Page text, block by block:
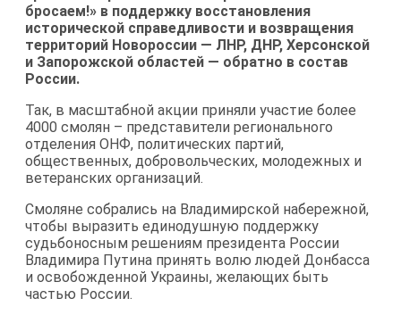
бросаем!» в поддержку восстановления
исторической справедливости и возвращения
территорий Новороссии — ЛНР, ДНР, Херсонской
и Запорожской областей — обратно в состав
России.
Так, в масштабной акции приняли участие более
4000 смолян – представители регионального
отделения ОНФ, политических партий,
общественных, добровольческих, молодежных и
ветеранских организаций.
Смоляне собрались на Владимирской набережной,
чтобы выразить единодушную поддержку
судьбоносным решениям президента России
Владимира Путина принять волю людей Донбасса
и освобожденной Украины, желающих быть
частью России.